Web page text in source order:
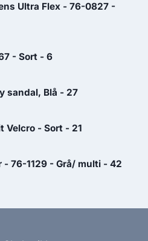
kr..489.30 kr..
Ultra Flex - 76-0827 -
- Sort - 6
sandal, Blå - 27
Velcro - Sort - 21
- 76-1129 - Grå/ multi - 42